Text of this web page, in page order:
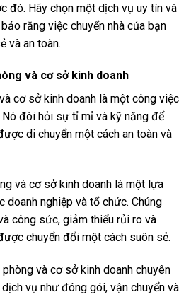
đó. Hãy chọn một dịch vụ uy tín và
rằng việc chuyển nhà của bạn
và an toàn.
và cơ sở kinh doanh
cơ sở kinh doanh là một công việc
đòi hỏi sự tỉ mỉ và kỹ năng để
di chuyển một cách an toàn và
và cơ sở kinh doanh là một lựa
doanh nghiệp và tổ chức. Chúng
công sức, giảm thiểu rủi ro và
chuyển đổi một cách suôn sẻ.
và cơ sở kinh doanh chuyên
vụ như đóng gói, vận chuyển và